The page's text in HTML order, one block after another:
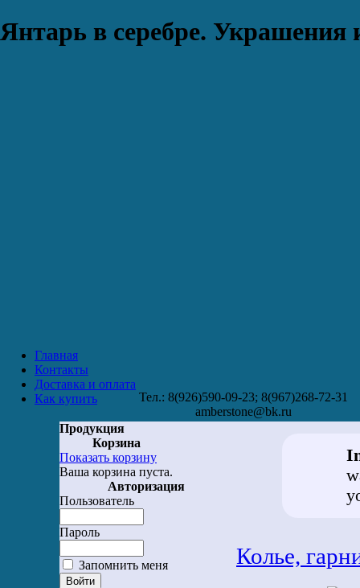
Янтарь в серебре. Украшения
Главная
Контакты
Доставка и оплата
Как купить
Тел.: 8(926)590-09-23; 8(967)268-72-31
amberstone@bk.ru
Продукция
Корзина
Показать корзину
Ваша корзина пуста.
Авторизация
Пользователь
Пароль
Запомнить меня Колье,